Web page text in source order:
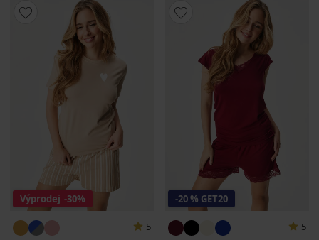
Výprodej -30%
5
-20 % GET20
5